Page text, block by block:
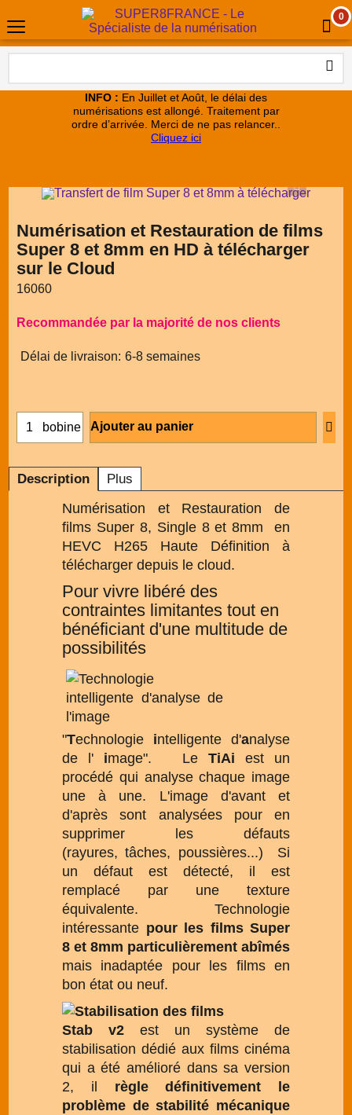
0
INFO : En Juillet et Août, le délai des
numérisations est allongé. Traitement par
ordre d’arrivée. Merci de ne pas relancer..
Cliquez ici
Numérisation et Restauration de films
Super 8 et 8mm en HD à télécharger
sur le Cloud
16060
Recommandée par la majorité de nos clients
Délai de livraison: 6-8 semaines
bobine Ajouter au panier
Description Plus
Numérisation et Restauration de
films Super 8, Single 8 et 8mm en
HEVC H265 Haute Définition à
télécharger depuis le cloud.
Pour vivre libéré des
contraintes limitantes tout en
bénéficiant d'une multitude de
possibilités
"Technologie intelligente d'analyse
de l' image". Le TiAi est un
procédé qui analyse chaque image
une à une. L'image d'avant et
d'après sont analysées pour en
supprimer les défauts
(rayures, tâches, poussières...) Si
un défaut est détecté, il est
remplacé par une texture
équivalente. Technologie
intéressante pour les films Super
8 et 8mm particulièrement abîmés
mais inadaptée pour les films en
bon état ou neuf.
Stab v2 est un système de
stabilisation dédié aux films cinéma
qui a été amélioré dans sa version
2, il règle définitivement le
problème de stabilité mécanique